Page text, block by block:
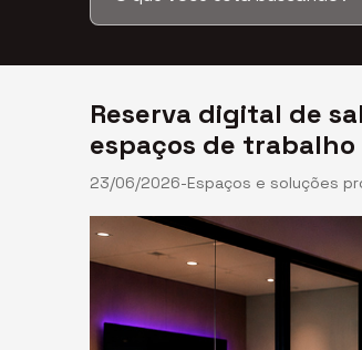
Contato
Reserva digital de
espaços de trabalho
23/06/2026-Espaços e soluções